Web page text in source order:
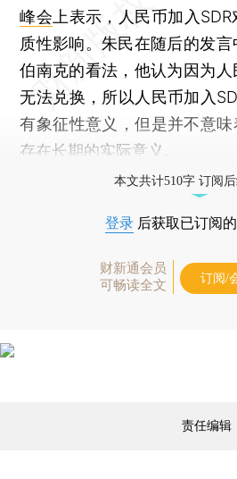
峰会 上表示，人民币加入
质性影响。朱民在随后的发
伯南克的看法，他认为因为
无法兑换，所以人民币加入
有象征性意义，但是并不意
存在长期的实际意义。
本文共计510字 订阅
登录 后获取已订阅
财新通会员
可畅读全文
订阅/
责任编辑